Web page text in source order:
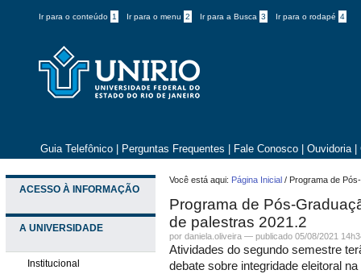
Ir para o conteúdo 1 Ir para o menu 2 Ir para a Busca 3 Ir para o rodapé 4
Guia Telefônico Perguntas Frequentes Fale Conosco Ouvidoria
ACESSO À INFORMAÇÃO
A UNIVERSIDADE
Institucional
Você está aqui: Página Inicial / Programa de
Programa de Pós-
de palestras 2021.2
por daniela.oliveira —publicado 05/08/2021
Atividades do segundo semestre
debate sobre integridade eleitoral